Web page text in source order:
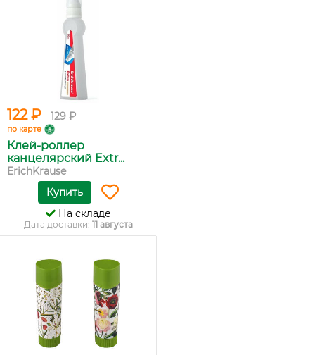
122 ₽ 129 ₽
по карте
Клей-роллер
канцелярский Extr...
ErichKrause
Купить
На складе
Дата доставки: 11 августа